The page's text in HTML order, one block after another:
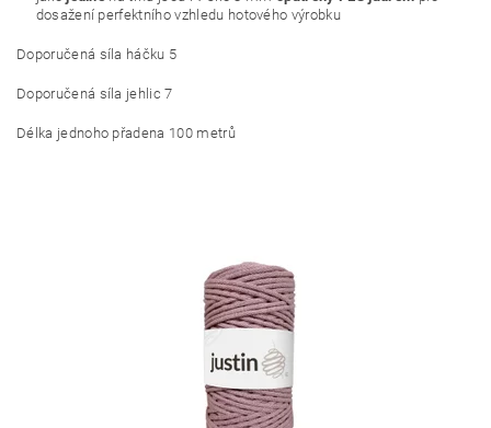
dosažení perfektního vzhledu hotového výrobku
Doporučená síla háčku 5
Doporučená síla jehlic 7
Délka jednoho přadena 100 metrů